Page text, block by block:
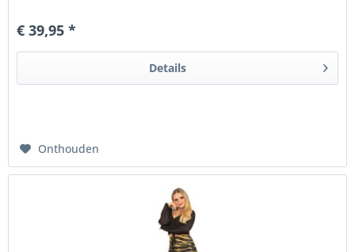
€ 39,95 *
Details
Onthouden